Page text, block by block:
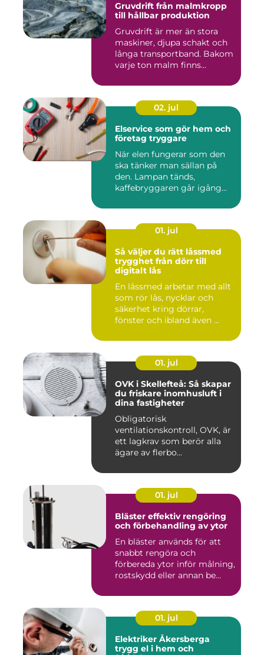
Gruvdrift från malmkropp
till hållbar produktion
Gruvdrift är mer än stora
maskiner, djupa schakt och
långa transportband. Bakom
varje ton malm finns...
02. jul
Elservice som gör hem och
företag tryggare
När elen fungerar som den
ska tänker man sällan på
den. Lampan tänds,
kaffebryggaren går igång
01. jul
Så väljer du rätt låssmed
trygghet från dörr till
digitalt lås
En låssmed arbetar med allt
som rör lås, nycklar och
säkerhet kring dörrar,
fönster och ibland även ...
01. jul
OVK i Skellefteå: Så skapar
du friskare inomhusluft i
dina fastigheter
Obligatorisk
ventilationskontroll, OVK, är
ett lagkrav som berör alla
ägare av flerbo...
01. jul
Bläster effektiv rengöring
och förbehandling av ytor
En bläster används för att
snabbt rengöra och
förbereda ytor inför målning,
rostskydd eller annan be...
01. jul
Elektriker Åkersberga
trygg el i hem och